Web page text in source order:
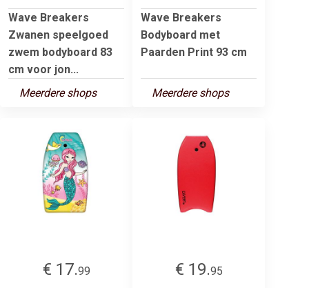
Wave Breakers
Zwanen speelgoed
zwem bodyboard 83
cm voor jon...
Meerdere shops
Wave Breakers
Bodyboard met
Paarden Print 93 cm
Meerdere shops
€ 17.99 € 19.95